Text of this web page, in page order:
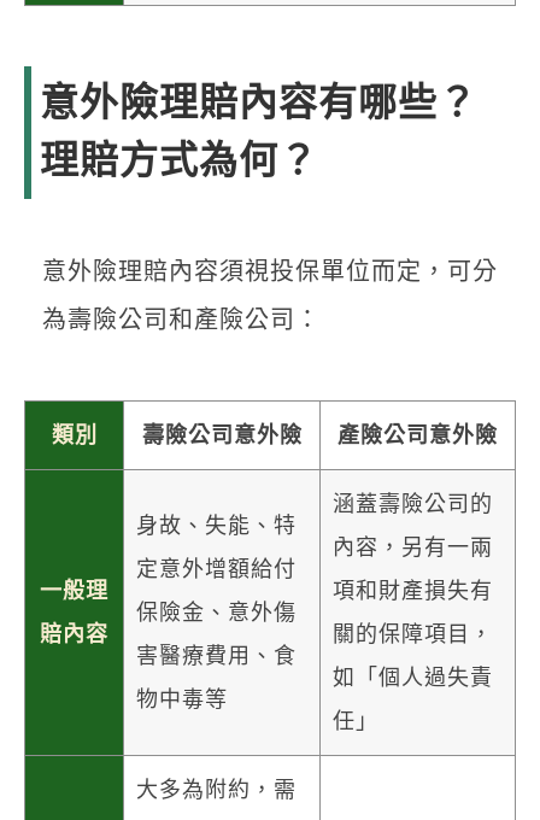
意外險理賠內容有哪些？
理賠方式為何？
意外險理賠內容須視投保單位而定，可分
為壽險公司和產險公司：
類別 壽險公司意外險 產險公司意外險
一般理
賠內容
身故、失能、特
定意外增額給付
保險金、意外傷
害醫療費用、食
物中毒等
涵蓋壽險公司的
內容，另有一兩
項和財產損失有
關的保障項目，
如「個人過失責
任」
大多為附約，需